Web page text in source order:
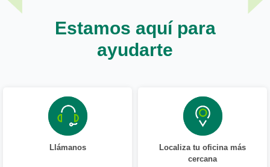
Estamos aquí para
ayudarte
Llámanos
Localiza tu oficina más
cercana